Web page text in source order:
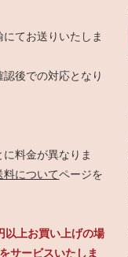
てお送りいたしま
後での対応となり
料金が異なりま
料についてページを
上お買い上げの場
サービスいたしま